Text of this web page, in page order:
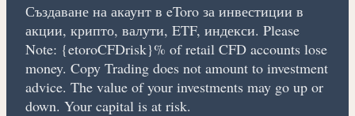
Създаване на акаунт в eToro за инвестиции в
акции, крипто, валути, ETF, индекси. Please
Note: {etoroCFDrisk}% of retail CFD accounts lose
money. Copy Trading does not amount to investment
advice. The value of your investments may go up or
down. Your capital is at risk.